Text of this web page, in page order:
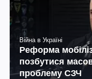
Війна в Україні
Реформа
позбутися
проблему СЗЧ